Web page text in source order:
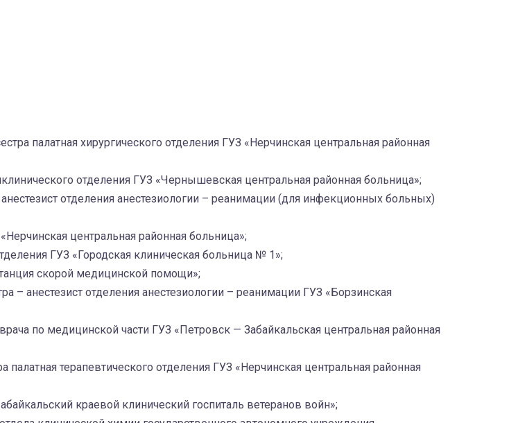
палатная хирургического отделения ГУЗ «Нерчинская центральная районная
отделения ГУЗ «Чернышевская центральная районная больница»;
отделения анестезиологии – реанимации (для инфекционных больных)
центральная районная больница»;
ГУЗ «Городская клиническая больница № 1»;
скорой медицинской помощи»;
– анестезист отделения анестезиологии – реанимации ГУЗ «Борзинская
по медицинской части ГУЗ «Петровск — Забайкальская центральная районная
палатная терапевтического отделения ГУЗ «Нерчинская центральная районная
краевой клинический госпиталь ветеранов войн»;